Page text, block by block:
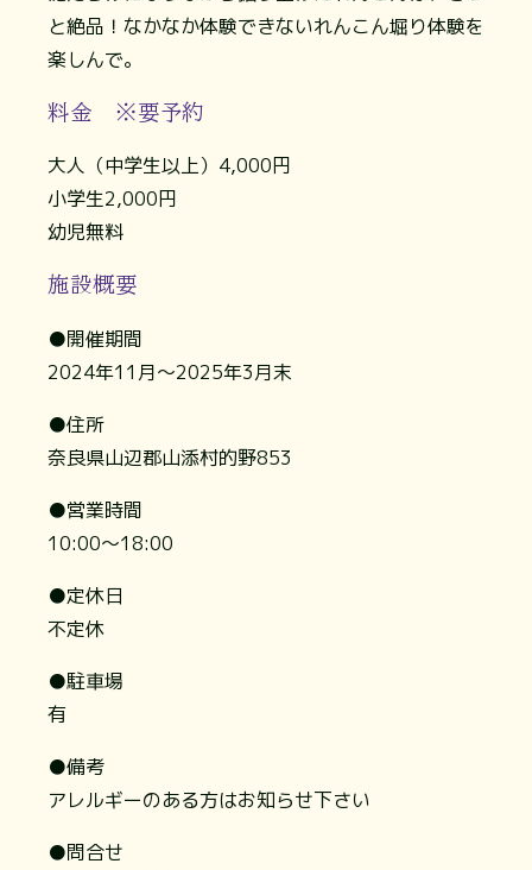
と絶品！なかなか体験できないれんこん堀り体験を
楽しんで。
料金 ※要予約
大人（中学生以上）4,000円
小学生2,000円
幼児無料
施設概要
●開催期間
2024年11月～2025年3月末
●住所
奈良県山辺郡山添村的野853
●営業時間
10:00～18:00
●定休日
不定休
●駐車場
有
●備考
アレルギーのある方はお知らせ下さい
●問合せ